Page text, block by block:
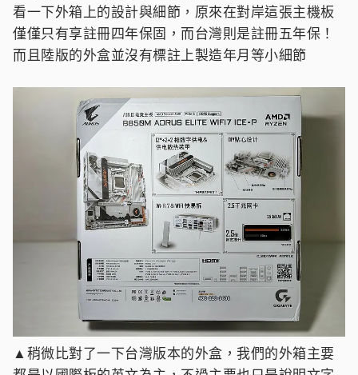
看一下外箱上的設計與細節，原來在對岸這張主機板
僅僅只有享註冊四年保固，而台灣則是註冊五年保！
而且陸版的外盒並沒有標註上製造年月等小細節
▲稍微比對了一下台灣版本的外盒，我們的外箱主要